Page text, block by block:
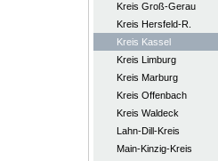
Kreis Groß-Gerau
Kreis Hersfeld-R.
Kreis Kassel
Kreis Limburg
Kreis Marburg
Kreis Offenbach
Kreis Waldeck
Lahn-Dill-Kreis
Main-Kinzig-Kreis